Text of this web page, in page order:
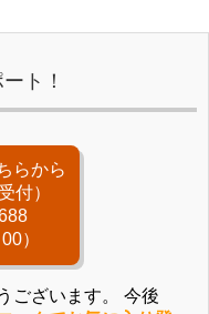
ト！
らから
付）
）
ございます。 今後